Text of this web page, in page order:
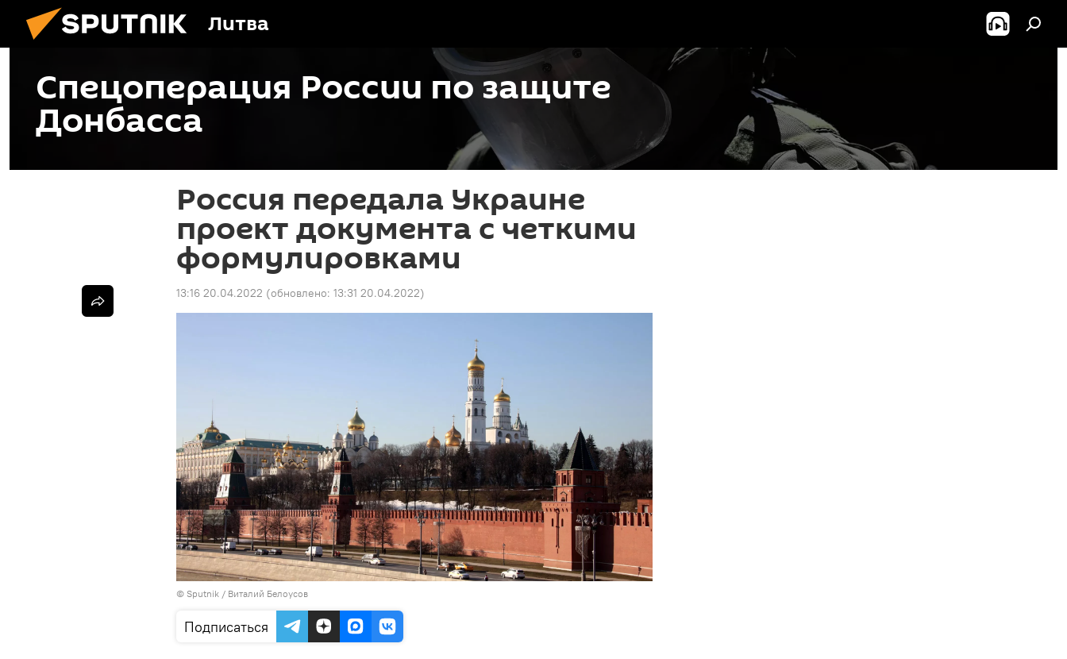
Литва
Спецоперация России по защите
Донбасса
Россия передала Украине
проект документа с четкими
формулировками
13:16 20.04.2022 (обновлено: 13:31 20.04.2022)
© Sputnik / Виталий Белоусов
Подписаться